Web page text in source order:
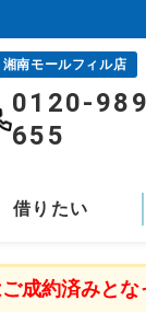
湘南モールフィル店
0120-
655
借りたい
成約済みとな